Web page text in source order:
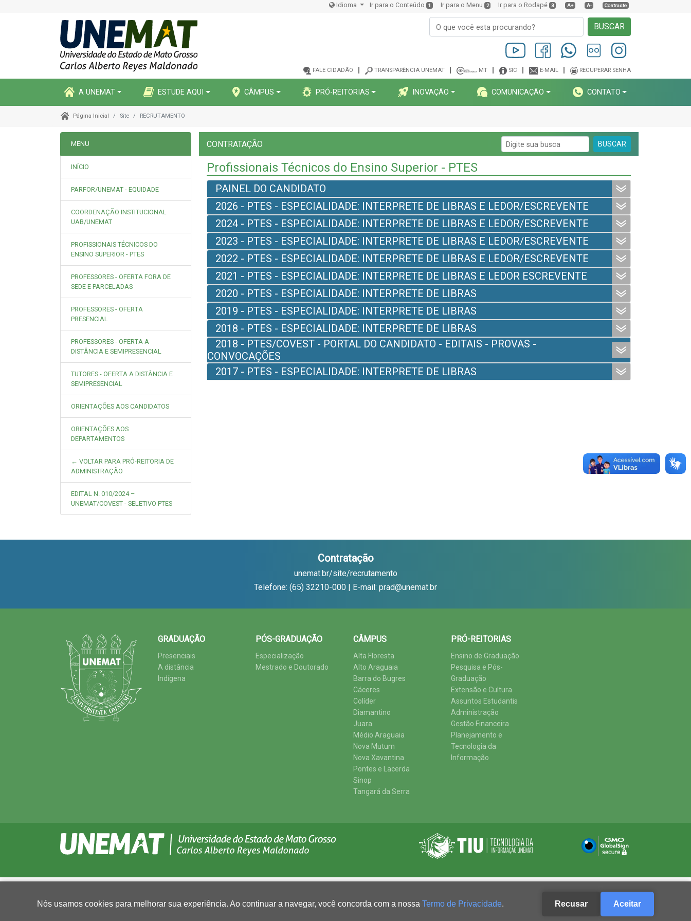
Idioma Ir para o Conteúdo 1 Ir para o Menu 2 Ir para o Rodapé 3 A+ A- Contraste
BUSCAR
FALE CIDADÃO TRANSPARÊNCIA UNEMAT MT SIC E-MAIL RECUPERAR SENHA
A UNEMAT ESTUDE AQUI CÂMPUS PRÓ-REITORIAS INOVAÇÃO COMUNICAÇÃO CONTATO
Página Inicial Site RECRUTAMENTO
MENU
INÍCIO
PARFOR/UNEMAT - EQUIDADE
COORDENAÇÃO INSTITUCIONAL
UAB/UNEMAT
PROFISSIONAIS TÉCNICOS DO
ENSINO SUPERIOR - PTES
PROFESSORES - OFERTA FORA DE
SEDE E PARCELADAS
PROFESSORES - OFERTA
PRESENCIAL
PROFESSORES - OFERTA A
DISTÂNCIA E SEMIPRESENCIAL
TUTORES - OFERTA A DISTÂNCIA E
SEMIPRESENCIAL
ORIENTAÇÕES AOS CANDIDATOS
ORIENTAÇÕES AOS
DEPARTAMENTOS
← VOLTAR PARA PRÓ-REITORIA DE
ADMINISTRAÇÃO
EDITAL N. 010/2024 –
UNEMAT/COVEST - SELETIVO PTES
CONTRATAÇÃO BUSCAR
Profissionais Técnicos do Ensino Superior - PTES
PAINEL DO CANDIDATO
2026 - PTES - ESPECIALIDADE: INTERPRETE DE LIBRAS E LEDOR/ESCREVENTE
2024 - PTES - ESPECIALIDADE: INTERPRETE DE LIBRAS E LEDOR/ESCREVENTE
2023 - PTES - ESPECIALIDADE: INTERPRETE DE LIBRAS E LEDOR/ESCREVENTE
2022 - PTES - ESPECIALIDADE: INTERPRETE DE LIBRAS E LEDOR/ESCREVENTE
2021 - PTES - ESPECIALIDADE: INTERPRETE DE LIBRAS E LEDOR ESCREVENTE
2020 - PTES - ESPECIALIDADE: INTERPRETE DE LIBRAS
2019 - PTES - ESPECIALIDADE: INTERPRETE DE LIBRAS
2018 - PTES - ESPECIALIDADE: INTERPRETE DE LIBRAS
2018 - PTES/COVEST - PORTAL DO CANDIDATO - EDITAIS - PROVAS -
CONVOCAÇÕES
2017 - PTES - ESPECIALIDADE: INTERPRETE DE LIBRAS
Contratação
unemat.br/site/recrutamento
Telefone: (65) 32210-000 | E-mail: prad@unemat.br
GRADUAÇÃO
Presenciais
A distância
Indígena
PÓS-GRADUAÇÃO
Especialização
Mestrado e Doutorado
CÂMPUS
Alta Floresta
Alto Araguaia
Barra do Bugres
Cáceres
Colíder
Diamantino
Juara
Médio Araguaia
Nova Mutum
Nova Xavantina
Pontes e Lacerda
Sinop
Tangará da Serra
PRÓ-REITORIAS
Ensino de Graduação
Pesquisa e Pós-
Graduação
Extensão e Cultura
Assuntos Estudantis
Administração
Gestão Financeira
Planejamento e
Tecnologia da
Informação
Nós usamos cookies para melhorar sua experiência. Ao continuar a navegar, você concorda com a nossa Termo de Privacidade. Recusar Aceitar